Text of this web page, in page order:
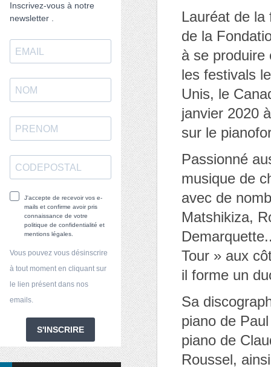
Inscrivez-vous à notre
newsletter .
J'accepte de recevoir vos e-
mails et confirme avoir pris
connaissance de votre
politique de confidentialité et
mentions légales.
Vous pouvez vous désinscrire
à tout moment en cliquant sur
le lien présent dans nos
emails.
S'INSCRIRE
Lauréat de
de la
à se produire
les festivals
Unis, le
janvier 2020
sur le
Passionné
musique de
avec de
Matshikiza,
Tour » aux
il forme un
Sa
piano de
piano de
Roussel,